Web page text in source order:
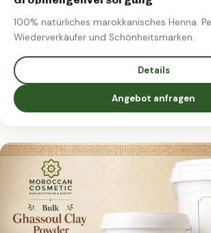
100% natürliches marokkanisches Henna.
Wiederverkäufer und Schönheitsmarken.
Details
Angebot anfragen